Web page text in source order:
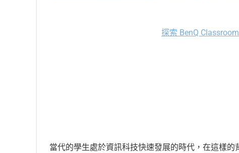
探索 BenQ
當代的學生處於資訊科技快速發展的時代，在這樣